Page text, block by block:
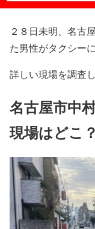
２８日未明、名古
た男性がタクシー
詳しい現場を調査し
名古屋市中
現場はどこ